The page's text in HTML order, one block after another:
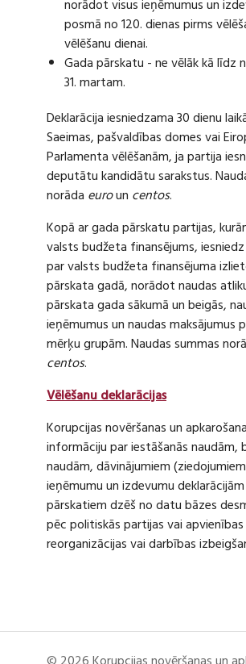
norādot visus ieņēmumus un
posmā no 120. dienas pirms
vēlēšanu dienai.
Gada pārskatu - ne vēlāk kā līdz
31. martam.
Deklarācija iesniedzama 30 dienu
Saeimas, pašvaldības domes vai
Parlamenta vēlēšanām, ja partija
deputātu kandidātu sarakstus.
norāda euroun centos.
Kopā ar gada pārskatu partijas,
valsts budžeta finansējums,
par valsts budžeta finansējuma
pārskata gadā, norādot naudas
pārskata gada sākumā un beigās,
ieņēmumus un naudas maksājumus
mērķu grupām. Naudas summas
centos.
Vēlēšanu deklarācijas
Korupcijas novēršanas un
informāciju par iestāšanās naudām,
naudām, dāvinājumiem
ieņēmumu un izdevumu
pārskatiem dzēš no datu bāzes
pēc politiskās partijas vai apvienības
reorganizācijas vai darbības